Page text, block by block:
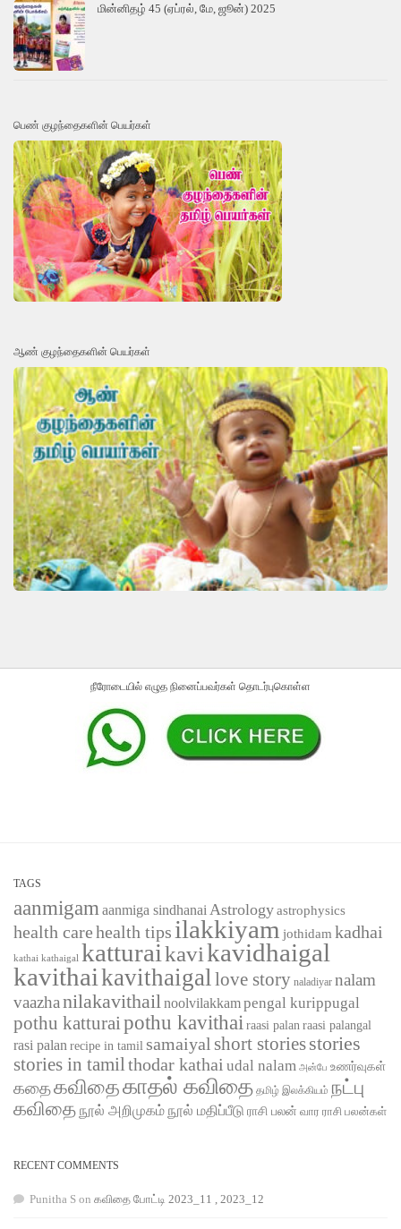
மின்னிதழ் 45 (ஏப்ரல், மே, ஜூன்) 2025
பெண் குழந்தைகளின் பெயர்கள்
ஆண் குழந்தைகளின் பெயர்கள்
நீரோடையில் எழுத நினைப்பவர்கள் தொடர்புகொள்ள
TAGS
aanmigamaanmiga sindhanai Astrologyastrophysics
health carehealth tips ilakkiyam jothidam kadhai
kathai kathaigal katturaikavikavidhaigal
kavithaikavithaigallove story naladiyar nalam
vaazhanilakavithailnoolvilakkampengal kurippugal
pothu katturaipothu kavithai raasi palan raasi palangal
rasi palan recipe in tamil samaiyal short storiesstories
stories in tamilthodar kathai udal nalam அன்பே உணர்வுகள்
கதைகவிதைகாதல் கவிதை தமிழ் இலக்கியம் நட்பு
கவிதை நூல் அறிமுகம் நூல் மதிப்பீடு ராசி பலன் வார ராசி பலன்கள்
RECENT COMMENTS
Punitha S on கவிதை போட்டி 2023_11 , 2023_12